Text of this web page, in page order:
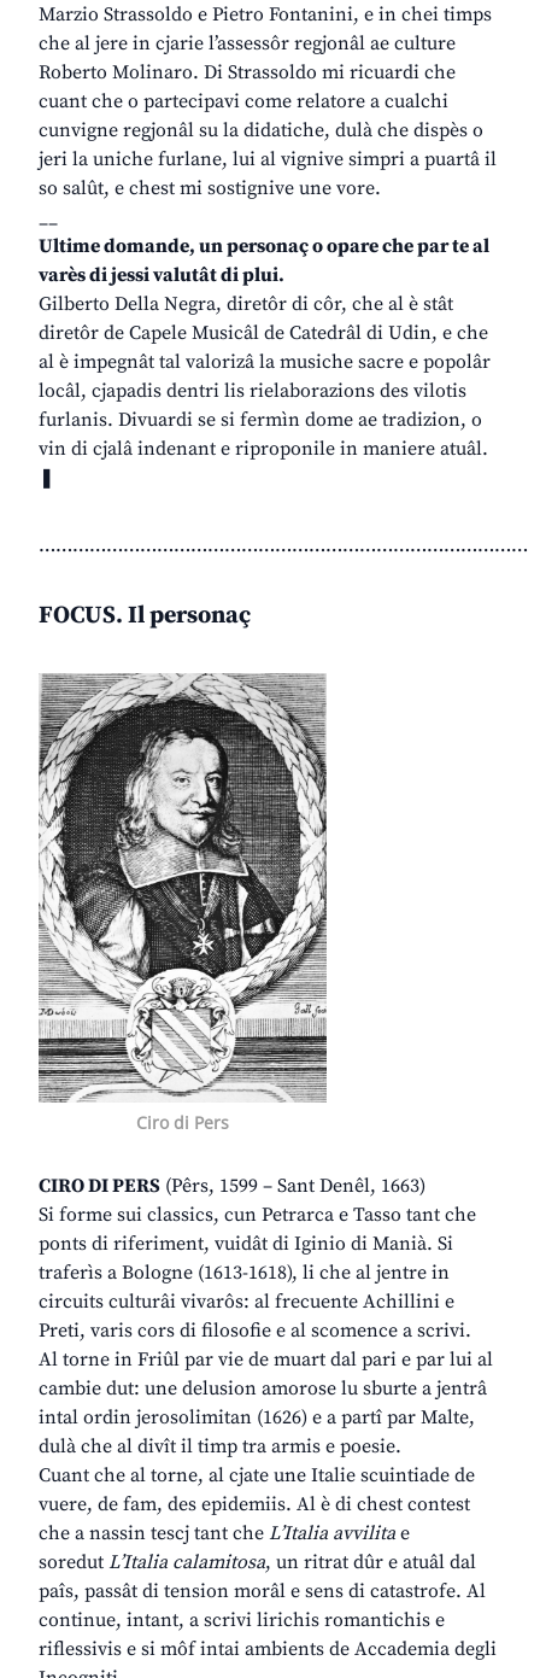
Marzio Strassoldo e Pietro Fontanini, e in chei timps
che al jere in cjarie l’assessôr regjonâl ae culture
Roberto Molinaro. Di Strassoldo mi ricuardi che
cuant che o partecipavi come relatore a cualchi
cunvigne regjonâl su la didatiche, dulà che dispès o
jeri la uniche furlane, lui al vignive simpri a puartâ il
so salût, e chest mi sostignive une vore.
__
Ultime domande, un personaç o opare che par te al
varès di jessi valutât di plui.
Gilberto Della Negra, diretôr di côr, che al è stât
diretôr de Capele Musicâl de Catedrâl di Udin, e che
al è impegnât tal valorizâ la musiche sacre e popolâr
locâl, cjapadis dentri lis rielaborazions des vilotis
furlanis. Divuardi se si fermìn dome ae tradizion, o
vin di cjalâ indenant e riproponile in maniere atuâl.
……………………………………………………………………………
FOCUS. Il personaç
Ciro di Pers
CIRO DI PERS (Pêrs, 1599 – Sant Denêl, 1663)
Si forme sui classics, cun Petrarca e Tasso tant che
ponts di riferiment, vuidât di Iginio di Manià. Si
traferìs a Bologne (1613-1618), li che al jentre in
circuits culturâi vivarôs: al frecuente Achillini e
Preti, varis cors di filosofie e al scomence a scrivi.
Al torne in Friûl par vie de muart dal pari e par lui al
cambie dut: une delusion amorose lu sburte a jentrâ
intal ordin jerosolimitan (1626) e a partî par Malte,
dulà che al divît il timp tra armis e poesie.
Cuant che al torne, al cjate une Italie scuintiade de
vuere, de fam, des epidemiis. Al è di chest contest
che a nassin tescj tant che L’Italia avvilita e
soredut L’Italia calamitosa, un ritrat dûr e atuâl dal
paîs, passât di tension morâl e sens di catastrofe. Al
continue, intant, a scrivi lirichis romantichis e
riflessivis e si môf intai ambients de Accademia degli